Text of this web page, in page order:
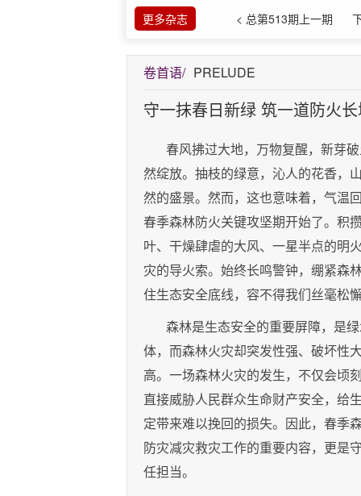
更多杂志 < 总第513期上一期
卷首语/ PRELUDE
守一抹春日新绿 筑一道防火
春风拂过大地，万物复醒，新芽
然绽放。抽枝的绿意，沁人的花香，
然的盛景。然而，这也意味着，气温
春季森林防火关键攻坚期开始了。积
叶、干燥肆虐的大风、一星半点的明
灾的导火索。始终长鸣警钟，绷紧森
住生态安全底线，容不得我们丝毫松
森林是生态安全的重要屏障，是
体，而森林火灾却突发性强、破坏性
高。一场森林火灾的发生，不仅会顷
直接威胁人民群众生命财产安全，给
定带来难以挽回的损失。因此，春季
防灾减灾救灾工作的重要内容，更是
任担当。